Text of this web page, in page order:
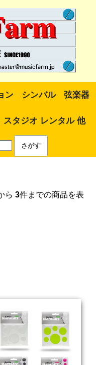
ン シンバル 弦楽器
スタジオ レンタル 他
ら 3件までの商品を表